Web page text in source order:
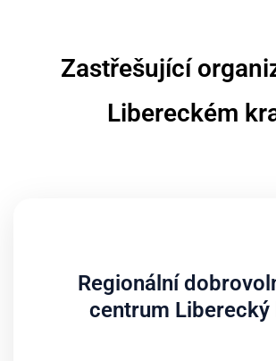
Zastřešující
Libereckém
Regionální
centrum Liberecký